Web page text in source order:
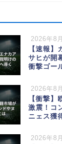
2026年8
【速報】
サヒが開
衝撃ゴー
2026年8
【衝撃】
激震！コ
ニェス獲
2026年8